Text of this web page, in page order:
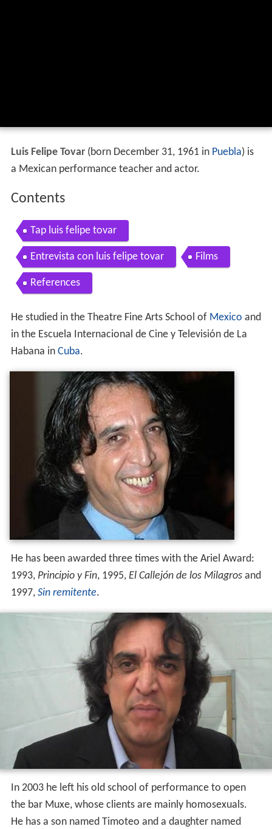
Luis Felipe Tovar(born December 31, 1961 in Puebla) is
a Mexican performance teacher and actor.
Contents
Tap luis felipe tovar
Entrevista con luis felipe tovar Films
References
He studied in the Theatre Fine Arts School of Mexico and
in the Escuela Internacional de Cine y Televisión de La
Habana in Cuba.
He has been awarded three times with the Ariel Award:
1993, Principio y Fin, 1995, El Callejón de los Milagrosand
1997, Sin remitente.
In 2003 he left his old school of performance to open
the bar Muxe, whose clients are mainly homosexuals.
He has a son named Timoteo and a daughter named